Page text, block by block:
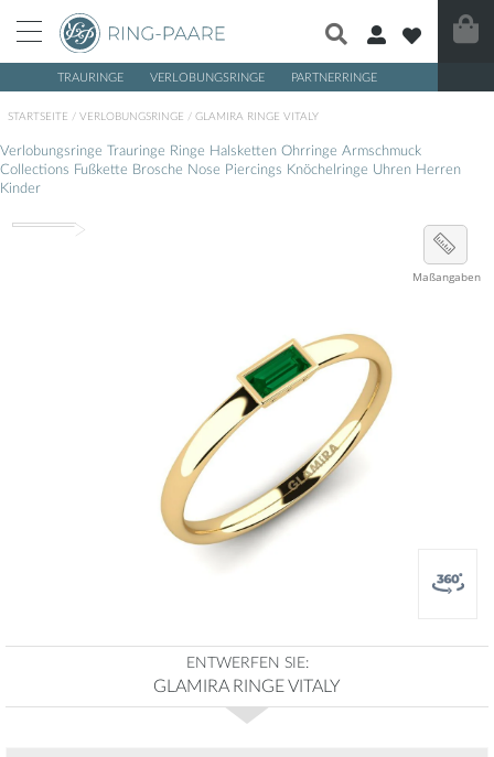
TRAURINGE VERLOBUNGSRINGE PARTNERRINGE
STARTSEITE / VERLOBUNGSRINGE / GLAMIRA RINGE VITALY
Verlobungsringe Trauringe Ringe Halsketten Ohrringe Armschmuck
Collections Fußkette Brosche Nose Piercings Knöchelringe Uhren Herren
Kinder
ENTWERFEN SIE:
GLAMIRA RINGE VITALY
Maßangaben